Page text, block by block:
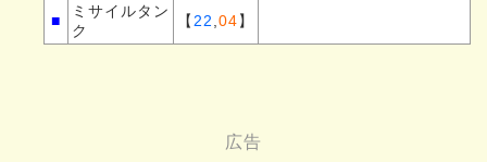
■
ミサイルタン
ク
【 22 04】